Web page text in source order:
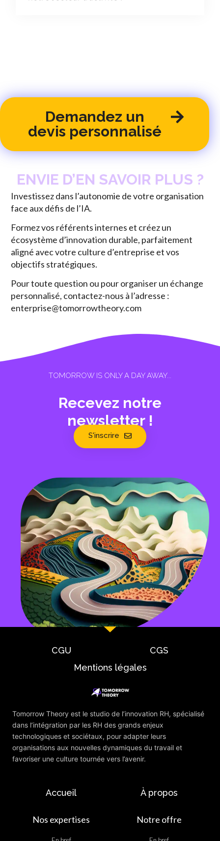
ENVIE D’EN SAVOIR PLUS ?
Investissez dans l’autonomie de votre organisation
face aux défis de l’IA.
Formez vos référents internes et créez un
écosystème d’innovation durable, parfaitement
aligné avec votre culture d’entreprise et vos
objectifs stratégiques.
Pour toute question ou pour organiser un échange
personnalisé, contactez-nous à l’adresse :
enterprise@tomorrowtheory.com
Demandez un
devis personnalisé
TOMORROW IS ONLY A DAY AWAY...
Recevez notre
newsletter !
S'inscrire
CGU
CGS
Mentions légales
Tomorrow Theory est le studio de l’innovation RH, spécialisé
dans l’intégration par les RH des grands enjeux
technologiques et sociétaux, pour adapter leurs
organisations aux nouvelles dynamiques du travail et
favoriser une culture tournée vers l’avenir.
Accueil À propos
Nos expertises Notre offre